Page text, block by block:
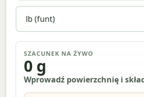
SZACUNEK NA ŻYWO
0 g
Wprowadź powierzchnię i